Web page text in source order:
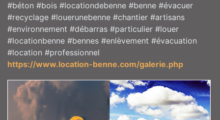
#béton #bois #locationdebenne #benne #évacuer
#recyclage #louerunebenne #chantier #artisans
#environnement #débarras #particulier #louer
#locationbenne #bennes #enlèvement #évacuation
#location #professionnel
https://www.location-benne.com/galerie.php